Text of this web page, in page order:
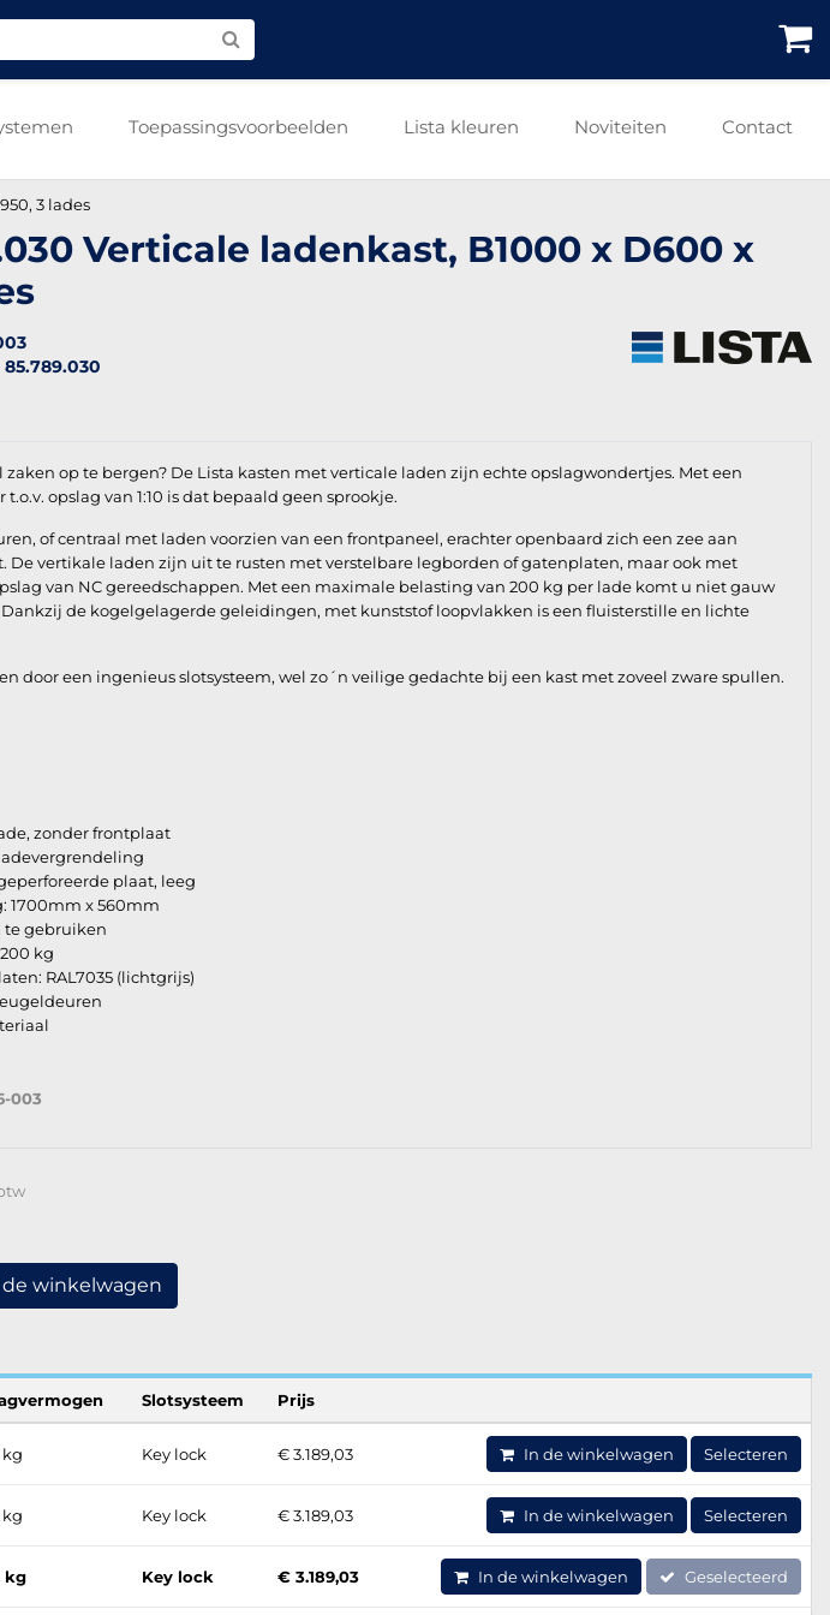
Toepassingsvoorbeelden Lista kleuren Noviteiten Contact
3 lades
Verticale ladenkast, B1000 x D600 x
op te bergen? De Lista kasten met verticale laden zijn echte opslagwondertjes. Met een
opslag van 1:10 is dat bepaald geen sprookje.
of centraal met laden voorzien van een frontpaneel, erachter openbaard zich een zee aan
De vertikale laden zijn uit te rusten met verstelbare legborden of gatenplaten, maar ook met
van NC gereedschappen. Met een maximale belasting van 200 kg per lade komt u niet gauw
Dankzij de kogelgelagerde geleidingen, met kunststof loopvlakken is een fluisterstille en lichte
door een ingenieus slotsysteem, wel zo´n veilige gedachte bij een kast met zoveel zware spullen.
zonder frontplaat
plaat, leeg
1700mm x 560mm
te gebruiken
kg
RAL7035 (lichtgrijs)
003
de winkelwagen
Slotsysteem Prijs
Key lock € 3.189,03 In de winkelwagen Selecteren
Key lock € 3.189,03 In de winkelwagen Selecteren
kg Key lock € 3.189,03 In de winkelwagen Geselecteerd